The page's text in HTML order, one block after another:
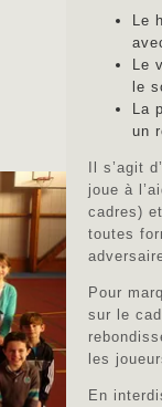
Le
Le
le
La
un
Il s’agit
joue à
cadres)
toutes
Pour
sur le
les
En